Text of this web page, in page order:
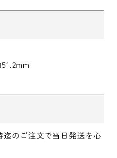
迄のご注文で当日発送を心